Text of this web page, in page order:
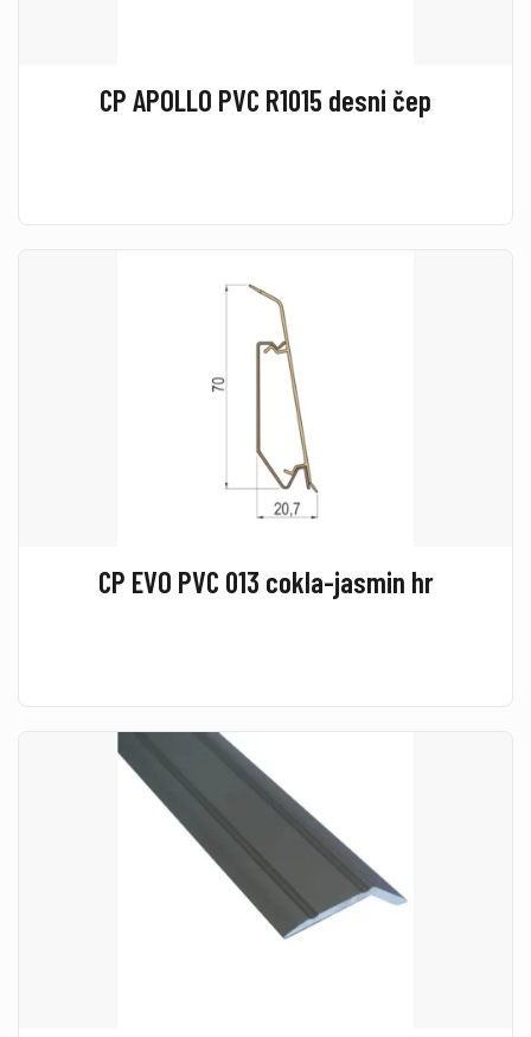
CP APOLLO PVC R1015 desni čep
CP EVO PVC 013 cokla-jasmin hr